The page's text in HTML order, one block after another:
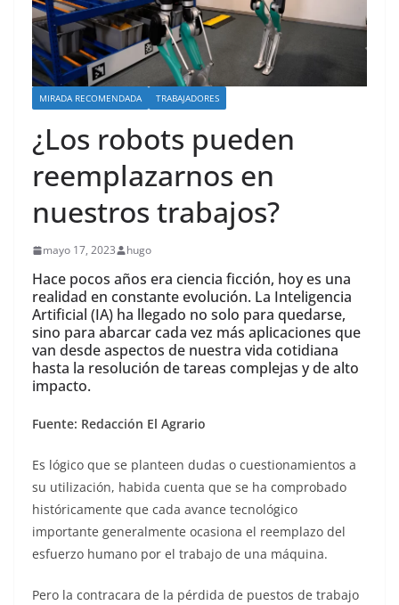
MIRADA RECOMENDADA TRABAJADORES
¿Los robots pueden
reemplazarnos en
nuestros trabajos?
mayo 17, 2023 hugo
Hace pocos años era ciencia ficción, hoy es una
realidad en constante evolución. La Inteligencia
Artificial (IA) ha llegado no solo para quedarse,
sino para abarcar cada vez más aplicaciones que
van desde aspectos de nuestra vida cotidiana
hasta la resolución de tareas complejas y de alto
impacto.
Fuente: Redacción El Agrario
Es lógico que se planteen dudas o cuestionamientos a
su utilización, habida cuenta que se ha comprobado
históricamente que cada avance tecnológico
importante generalmente ocasiona el reemplazo del
esfuerzo humano por el trabajo de una máquina.
Pero la contracara de la pérdida de puestos de trabajo